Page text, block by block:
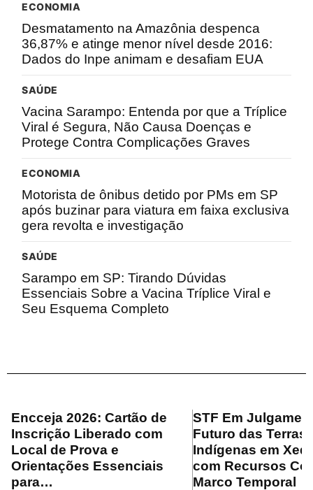
ECONOMIA
Desmatamento na Amazônia despenca
36,87% e atinge menor nível desde 2016:
Dados do Inpe animam e desafiam EUA
SAÚDE
Vacina Sarampo: Entenda por que a Tríplice
Viral é Segura, Não Causa Doenças e
Protege Contra Complicações Graves
ECONOMIA
Motorista de ônibus detido por PMs em SP
após buzinar para viatura em faixa exclusiva
gera revolta e investigação
SAÚDE
Sarampo em SP: Tirando Dúvidas
Essenciais Sobre a Vacina Tríplice Viral e
Seu Esquema Completo
Encceja 2026: Cartão de
Inscrição Liberado com
Local de Prova e
Orientações Essenciais
para…
STF Em
Futuro das Terras
Indígenas em
com Recursos
Marco Temporal